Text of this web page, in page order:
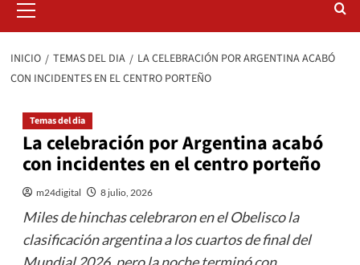
primario
INICIO TEMAS DEL DIA
LA CELEBRACIÓN POR ARGENTINA ACABÓ
CON INCIDENTES EN EL CENTRO PORTEÑO
Temas del dia
La celebración por Argentina acabó
con incidentes en el centro porteño
m24digital 8 julio, 2026
Miles de hinchas celebraron en el Obelisco la
clasificación argentina a los cuartos de final del